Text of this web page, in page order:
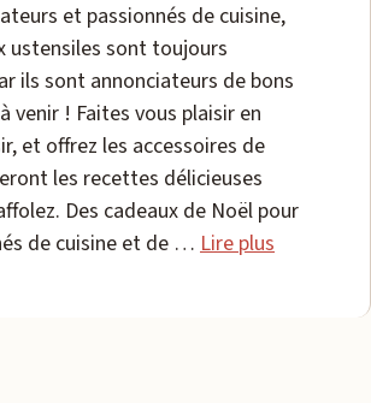
et passionnés de cuisine,
ustensiles sont toujours
ils sont annonciateurs de bons
venir ! Faites vous plaisir en
et offrez les accessoires de
les recettes délicieuses
Des cadeaux de Noël pour
de cuisine et de …Lire plus